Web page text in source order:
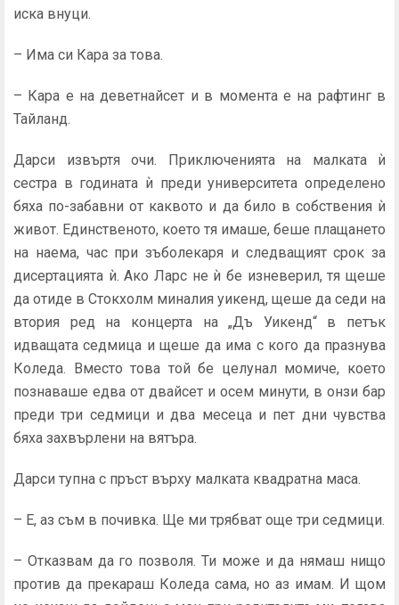
иска внуци.
– Има си Кара за това.
– Кара е на деветнайсет и в момента е на рафтинг в
Тайланд.
Дарси извъртя очи. Приключенията на малката ѝ
сестра в годината ѝ преди университета определено
бяха по-забавни от каквото и да било в собствения ѝ
живот. Един­ственото, което тя имаше, беше плащането
на наема, час при зъболекаря и следващият срок за
дисертацията ѝ. Ако Ларс не ѝ бе изневерил, тя щеше
да отиде в Стокхолм ми­налия уикенд, щеше да седи на
втория ред на концерта на „Дъ Уикенд“ в петък
идващата седмица и щеше да има с кого да празнува
Коледа. Вместо това той бе целунал мо­миче, което
познаваше едва от двайсет и осем минути, в онзи бар
преди три седмици и два месеца и пет дни чув­ства
бяха захвърлени на вятъра.
Дарси тупна с пръст върху малката квадратна маса.
– Е, аз съм в почивка. Ще ми трябват още три седмици.
– Отказвам да го позволя. Ти може и да нямаш нищо
против да прекараш Коледа сама, но аз имам. И щом